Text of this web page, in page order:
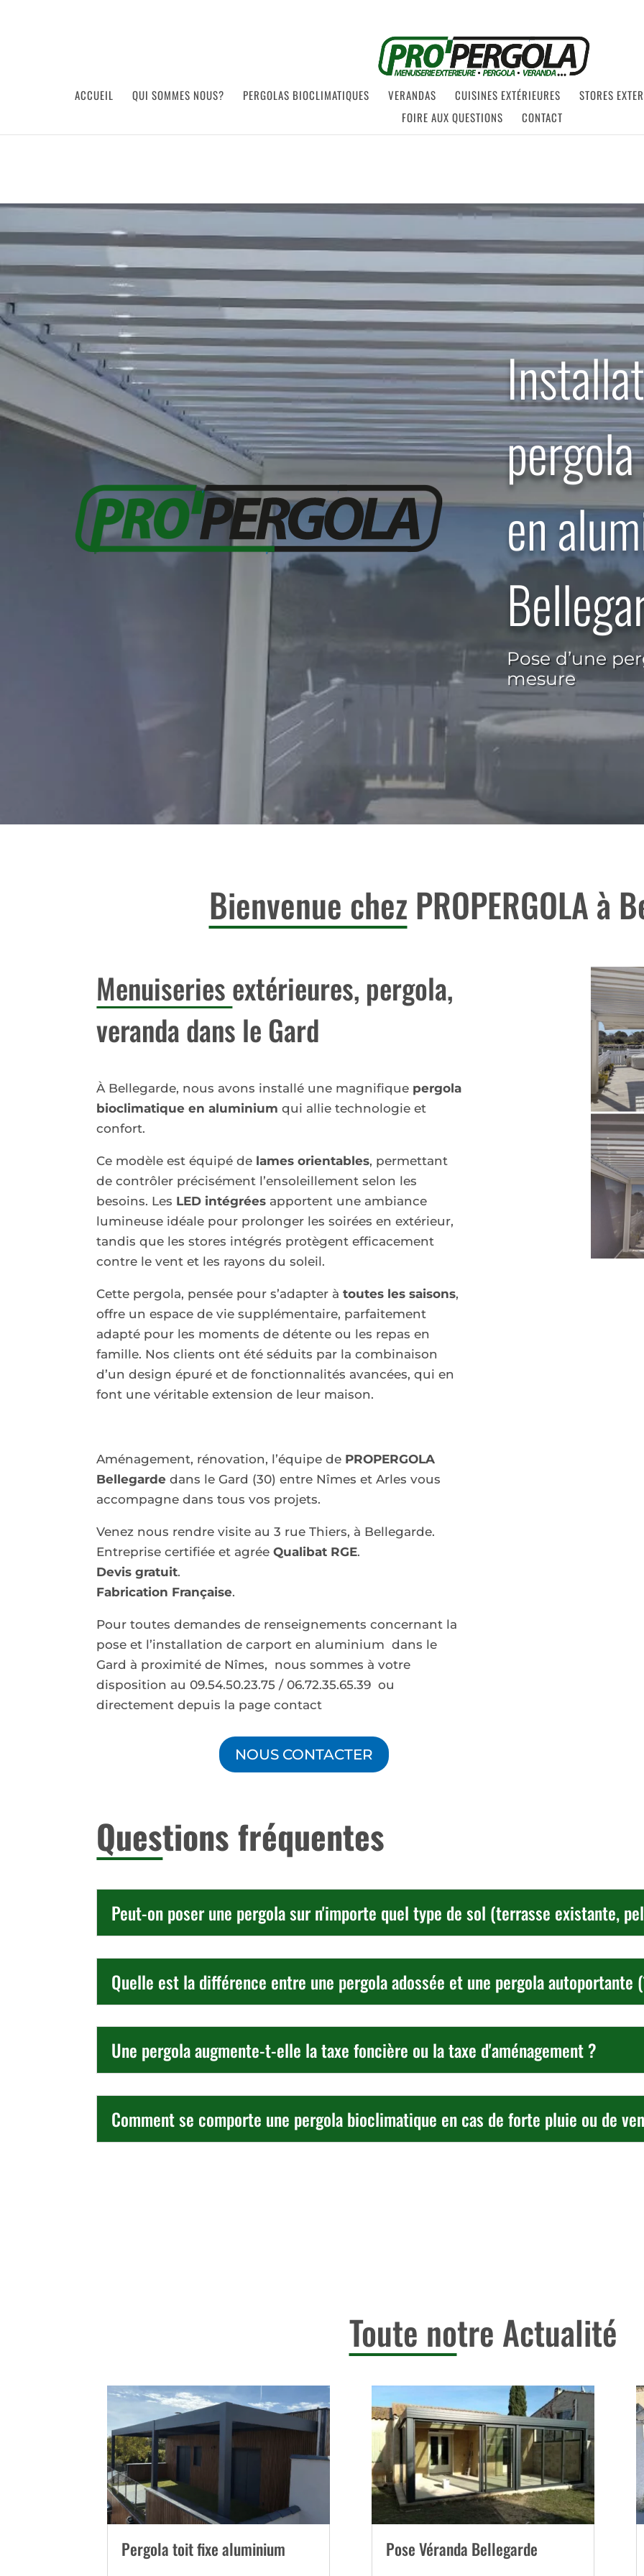
ACCUEIL QUI SOMMES NOUS? PERGOLAS BIOCLIMATIQUES VERANDAS CUISINES EXTÉRIEURES STORES
FOIRE AUX QUESTIONS
CONTACT
Pose Pergola Bioclimatique Port Camargue
en
Pose d’une
mesure
Bienvenue chez PROPERGOLA à
Menuiseriesextérieures, pergola,
veranda dans le Gard
À Bellegarde, nous avons installé une magnifique pergola
bioclimatique en aluminium qui allie technologie et
confort.
Ce modèle est équipé de lames orientables, permettant
de contrôler précisément l’ensoleillement selon les
besoins. Les LED intégrées apportent une ambiance
lumineuse idéale pour prolonger les soirées en extérieur,
tandis que les stores intégrés protègent efficacement
contre le vent et les rayons du soleil.
Cette pergola, pensée pour s’adapter àtoutes les saisons,
offre un espace de vie supplémentaire, parfaitement
adapté pour les moments de détente ou les repas en
famille. Nos clients ont été séduits par la combinaison
d’un design épuré et de fonctionnalités avancées, qui en
font une véritable extension de leur maison.
Aménagement, rénovation, l’équipe de PROPERGOLA
Bellegarde dans le Gard (30) entre Nîmes et Arles vous
accompagne dans tous vos projets.
Venez nous rendre visite au 3 rue Thiers, à Bellegarde.
Entreprise certifiée et agréeQualibat RGE.
Devis gratuit.
Fabrication Française.
Pour toutes demandes de renseignements concernant la
pose et l’installation de carport en aluminium dans le
Gard à proximité de Nîmes, nous sommes à votre
disposition au 09.54.50.23.75 / 06.72.35.65.39 ou
directement depuis la page contact
NOUS CONTACTER
Questions fréquentes
Peut-on poser une pergola sur n'importe quel type de sol (terrasse existante,
Quelle est la différence entre une pergola adossée et une pergola autoportante
Une pergola augmente-t-elle la taxe foncière ou la taxe d'aménagement ?
Comment se comporte une pergola bioclimatique en cas de forte pluie ou de
Toute notre Actualité
Pergola toit fixe aluminium Pose Véranda Bellegarde